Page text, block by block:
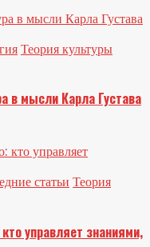
Теория культуры
в мысли Карла Густава
статьи Теория
управляет знаниями,